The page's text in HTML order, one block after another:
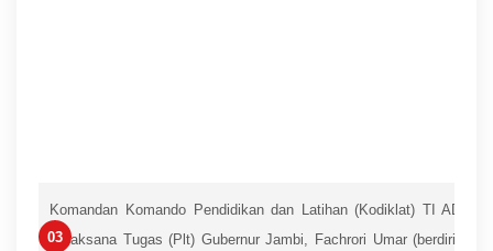
Komandan Komando Pendidikan dan Latihan (Kodiklat) TI AD,
Pelaksana Tugas (Plt) Gubernur Jambi, Fachrori Umar (berdiri
Ratusan